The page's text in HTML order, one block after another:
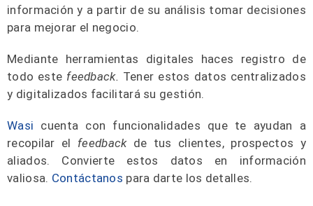
información y a partir de su análisis tomar decisiones
para mejorar el negocio.
Mediante herramientas digitales haces registro de
todo este feedback. Tener estos datos centralizados
y digitalizados facilitará su gestión.
Wasi cuenta con funcionalidades que te ayudan a
recopilar el feedbackde tus clientes, prospectos y
aliados.
Convierte estos datos en información
valiosa. Contáctanos para darte los detalles.